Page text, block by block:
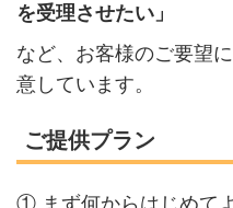
を受理させたい」
など、お客様のご要望
意しています。
ご提供プラン